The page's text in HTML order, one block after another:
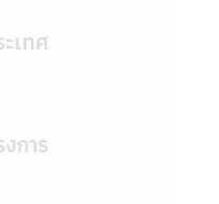
ารถดำรง
นอาจไม่สามารถ
มูลที่อาจมีผลต่อ
ธุรกรรมกับ
Person) และ
เทศ
การ